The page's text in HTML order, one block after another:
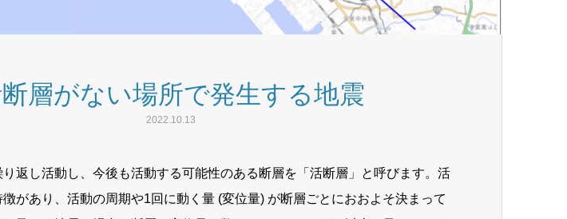
層がない場所で発生する地震
2022.10.13
返し活動し、今後も活動する可能性のある断層を「活断層」と呼びます。活
があり、活動の周期や1回に動く量 (変位量) が断層ごとにおおよそ決まって